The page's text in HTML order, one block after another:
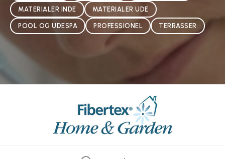
MATERIALER INDE MATERIALER UDE
POOL OG UDESPA PROFESSIONEL TERRASSER